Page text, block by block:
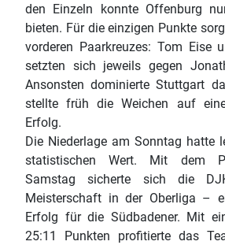
den Einzeln konnte Offenburg
bieten. Für die einzigen Punkte
vorderen Paarkreuzes: Tom Eise
setzten sich jeweils gegen
Ansonsten dominierte Stuttgart
stellte früh die Weichen auf
Erfolg.
Die Niederlage am Sonntag hatte
statistischen Wert. Mit dem
Samstag sicherte sich die
Meisterschaft in der Oberliga –
Erfolg für die Südbadener. Mit
25:11 Punkten profitierte das